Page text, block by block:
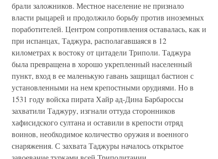
брали заложников. Местное население не признало
власти рыцарей и продолжило борьбу против иноземных
поработителей. Центром сопротивления оставалась, как и
при испанцах, Таджура, располагавшаяся в 12
километрах к востоку от цитадели Триполи. Таджура
была превращена в хорошо укрепленный населенный
пункт, вход в ее маленькую гавань защищал бастион с
установленными на нем крепостными орудиями. Но в
1531 году войска пирата Хайр ад-Дина Барбароссы
захватили Таджуру, изгнали оттуда сторонников
хафисидского султана и оставили в крепости отряд
воинов, необходимое количество оружия и военного
снаряжения. С захвата Таджуры началось открытое